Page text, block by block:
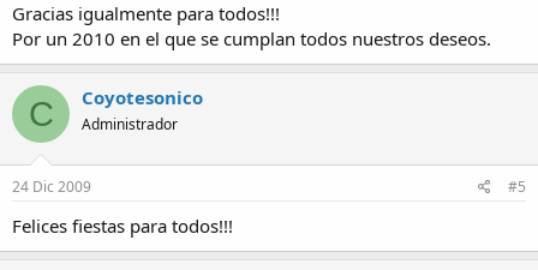
Gracias igualmente para todos!!!
Por un 2010 en el que se cumplan todos nuestros deseos.
C Coyotesonico
Administrador
24 Dic 2009 #5
Felices fiestas para todos!!!